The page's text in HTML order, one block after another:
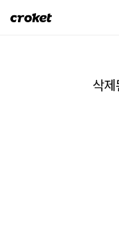
크
삭제